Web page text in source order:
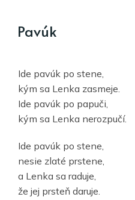
Pavúk
Ide pavúk po stene,
kým sa Lenka zasmeje.
Ide pavúk po papuči,
kým sa Lenka nerozpučí.
Ide pavúk po stene,
nesie zlaté prstene,
a Lenka sa raduje,
že jej prsteň daruje.